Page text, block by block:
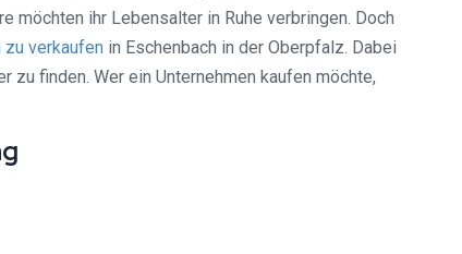
möchten ihr Lebensalter in Ruhe verbringen. Doch
zu verkaufen in Eschenbach in der Oberpfalz. Dabei
finden. Wer ein Unternehmen kaufen möchte,